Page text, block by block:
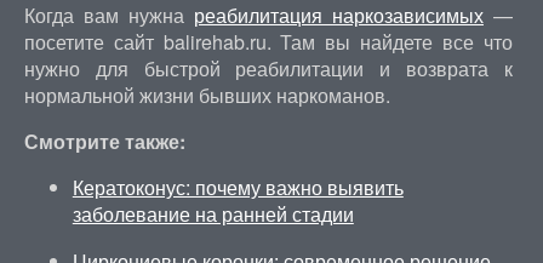
Когда вам нужна реабилитация наркозависимых—
посетите сайт balirehab.ru. Там вы найдете все что
нужно для быстрой реабилитации и возврата к
нормальной жизни бывших наркоманов.
Смотрите также:
Кератоконус: почему важно выявить
заболевание на ранней стадии